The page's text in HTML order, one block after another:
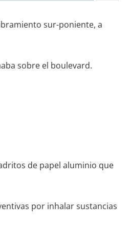
sur-poniente, a
sobre el boulevard.
de papel aluminio que
por inhalar sustancias